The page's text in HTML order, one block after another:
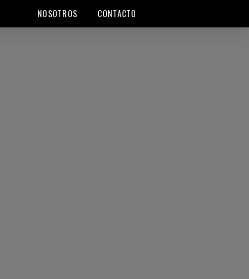
NOSOTROS CONTACTO